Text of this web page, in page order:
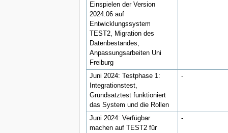
Einspielen der Version
2024.06 auf
Entwicklungssystem
TEST2, Migration des
Datenbestandes,
Anpassungsarbeiten Uni
Freiburg
Juni 2024: Testphase 1:
Integrationstest,
Grundsatztest funktioniert
das System und die Rollen
-
Juni 2024: Verfügbar
machen auf TEST2 für
-